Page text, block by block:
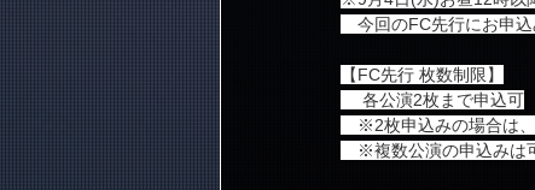
今回のFC先行にお申込
【FC先行 枚数制限】
各公演2枚まで申込可
※2枚申込みの場合は、
※複数公演の申込みは